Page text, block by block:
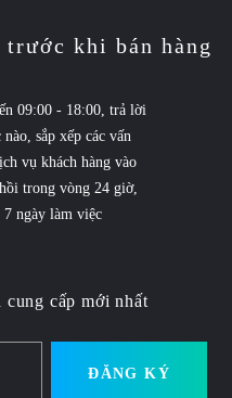
khi bán hàng
09:00 - 18:00, trả lời
sắp xếp các vấn
vụ khách hàng vào
trong vòng 24 giờ,
ngày làm việc
cấp mới nhất
ĐĂNG KÝ